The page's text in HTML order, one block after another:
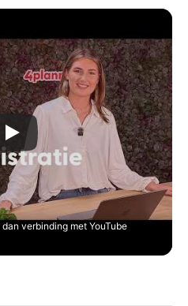
verbinding met YouTube